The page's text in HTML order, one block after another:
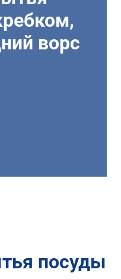
ворс
посуды